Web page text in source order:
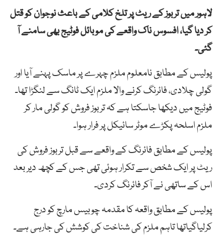
لاہور میں تربوز کے ریٹ پر تلخ کلامی کے باعث نوجوان کو قتل
کر دیا گیا، افسوس ناک واقعے کی موبائل فوٹیج بھی سامنے آ
گئی۔
پولیس کے مطابق نامعلوم ملزم چہرے پر ماسک پہنے آیا اور
گولی چلادی، فائرنگ کرنے والا ملزم ایک ٹانگ سے لنگڑا تھا۔
فوٹیج میں دیکھا جاسکتا ہے کہ تربوز فروش کو گولی مار کر
ملزم اسلحہ پکڑے موٹر سائیکل پر فرار ہوا۔
پولیس کے مطابق فائرنگ کے واقعے سے قبل تربوز فروش کی
ریٹ پر ایک شخص سے تکرار ہوئی تھی جس کے کچھ دیر بعد
اس کے ساتھی نے آکر فائرنگ کردی۔
پولیس کے مطابق واقعہ کا مقدمہ چوبیس مارچ کو درج
کرلیاگیاتھا تاہم ملزم کی شناخت کی کوشش کی جارہی ہے۔